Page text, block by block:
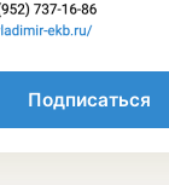
Подписаться